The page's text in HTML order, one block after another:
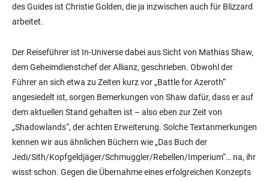
des Guides ist Christie Golden, die ja inzwischen auch für Blizzard
arbeitet.
Der Reiseführer ist In-Universe dabei aus Sicht von Mathias Shaw,
dem Geheimdienstchef der Allianz, geschrieben. Obwohl der
Führer an sich etwa zu Zeiten kurz vor „Battle for Azeroth“
angesiedelt ist, sorgen Bemerkungen von Shaw dafür, dass er auf
dem aktuellen Stand gehalten ist – also eben zur Zeit von
„Shadowlands“, der achten Erweiterung. Solche Textanmerkungen
kennen wir aus ähnlichen Büchern wie „Das Buch der
Jedi/Sith/Kopfgeldjäger/Schmuggler/Rebellen/Imperium“… na, ihr
wisst schon. Gegen die Übernahme eines erfolgreichen Konzepts